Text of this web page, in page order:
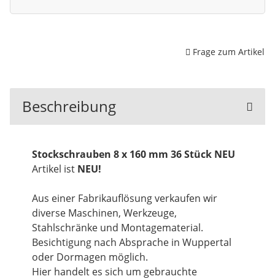
Frage zum Artikel
Beschreibung
Stockschrauben 8 x 160 mm 36 Stück NEU
Artikel ist NEU!
Aus einer Fabrikauflösung verkaufen wir
diverse Maschinen, Werkzeuge,
Stahlschränke und Montagematerial.
Besichtigung nach Absprache in Wuppertal
oder Dormagen möglich.
Hier handelt es sich um gebrauchte